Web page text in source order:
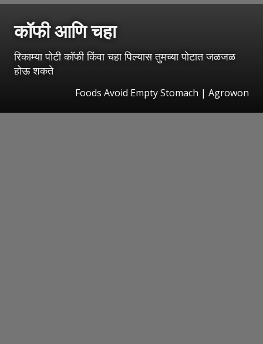
कॉफी आणि चहा
रिकाम्या पोटी कॉफी किंवा चहा पिल्यास तुमच्या पोटात जळजळ
होऊ शकते
Foods Avoid Empty Stomach | Agrowon